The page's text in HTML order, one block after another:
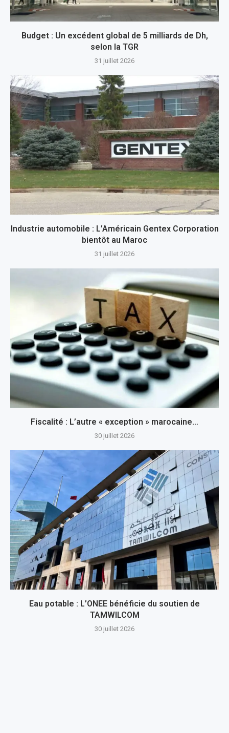
Budget : Un excédent global de 5 milliards de Dh,
selon la TGR
31 juillet 2026
Industrie automobile : L’Américain Gentex Corporation
bientôt au Maroc
31 juillet 2026
Fiscalité : L’autre « exception » marocaine…
30 juillet 2026
Eau potable : L’ONEE bénéficie du soutien de
TAMWILCOM
30 juillet 2026